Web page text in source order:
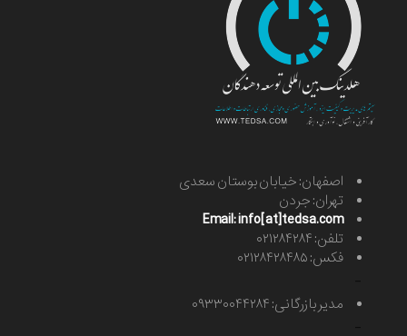
اصفهان: خیابان بوستان سعدی
تهران: جردن
Email: info[at]tedsa.com
تلفن: ۰۲۱۲۸۴۲۸۴
فکس: ۰۲۱۲۸۴۲۸۴۸۵
مدیر بازرگانی: ۰۹۳۳۰۰۴۴۲۸۴